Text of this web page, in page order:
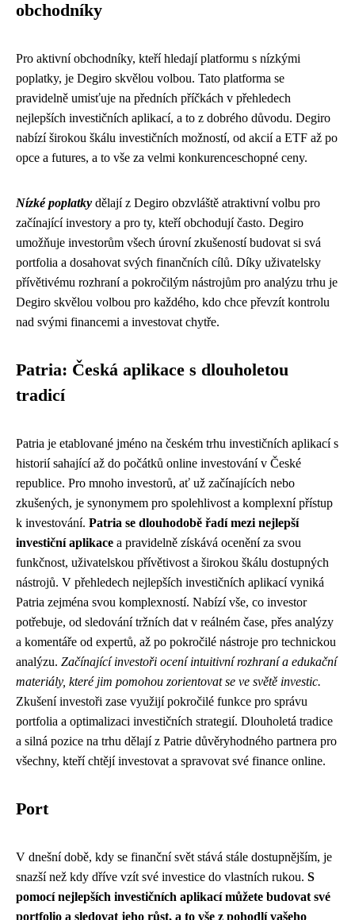
obchodníky
Pro aktivní obchodníky, kteří hledají platformu s nízkými
poplatky, je Degiro skvělou volbou. Tato platforma se
pravidelně umisťuje na předních příčkách v přehledech
nejlepších investičních aplikací, a to z dobrého důvodu. Degiro
nabízí širokou škálu investičních možností, od akcií a ETF až po
opce a futures, a to vše za velmi konkurenceschopné ceny.
Nízké poplatky dělají z Degiro obzvláště atraktivní volbu pro
začínající investory a pro ty, kteří obchodují často. Degiro
umožňuje investorům všech úrovní zkušeností budovat si svá
portfolia a dosahovat svých finančních cílů. Díky uživatelsky
přívětivému rozhraní a pokročilým nástrojům pro analýzu trhu je
Degiro skvělou volbou pro každého, kdo chce převzít kontrolu
nad svými financemi a investovat chytře.
Patria: Česká aplikace s dlouholetou
tradicí
Patria je etablované jméno na českém trhu investičních aplikací s
historií sahající až do počátků online investování v České
republice. Pro mnoho investorů, ať už začínajících nebo
zkušených, je synonymem pro spolehlivost a komplexní přístup
k investování. Patria se dlouhodobě řadí mezi nejlepší
investiční aplikace a pravidelně získává ocenění za svou
funkčnost, uživatelskou přívětivost a širokou škálu dostupných
nástrojů. V přehledech nejlepších investičních aplikací vyniká
Patria zejména svou komplexností. Nabízí vše, co investor
potřebuje, od sledování tržních dat v reálném čase, přes analýzy
a komentáře od expertů, až po pokročilé nástroje pro technickou
analýzu. Začínající investoři ocení intuitivní rozhraní a edukační
materiály, které jim pomohou zorientovat se ve světě investic.
Zkušení investoři zase využijí pokročilé funkce pro správu
portfolia a optimalizaci investičních strategií. Dlouholetá tradice
a silná pozice na trhu dělají z Patrie důvěryhodného partnera pro
všechny, kteří chtějí investovat a spravovat své finance online.
Port
V dnešní době, kdy se finanční svět stává stále dostupnějším, je
snazší než kdy dříve vzít své investice do vlastních rukou. S
pomocí nejlepších investičních aplikací můžete budovat své
portfolio a sledovat jeho růst, a to vše z pohodlí vašeho